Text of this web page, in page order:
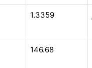
1.3359
146.68